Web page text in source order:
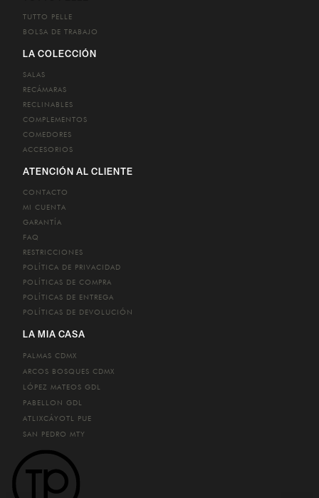
TUTTO PELLE
BOLSA DE TRABAJO
LA COLECCIÓN
SALAS
RECÁMARAS
RECLINABLES
COMPLEMENTOS
COMEDORES
ACCESORIOS
ATENCIÓN AL CLIENTE
CONTACTO
MI CUENTA
GARANTÍA
FAQ
RESTRICCIONES
POLÍTICA DE PRIVACIDAD
POLÍTICAS DE COMPRA
POLÍTICAS DE ENTREGA
POLÍTICAS DE DEVOLUCIÓN
LA MIA CASA
PALMAS CDMX
ARCOS BOSQUES CDMX
LÓPEZ MATEOS GDL
PABELLON GDL
ATLIXCÁYOTL PUE
SAN PEDRO MTY